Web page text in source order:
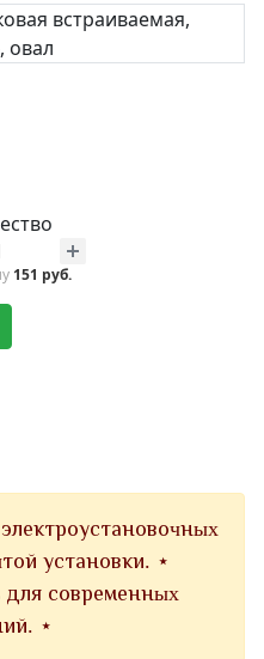
151 руб.
установки. ⋆
современных
⋆